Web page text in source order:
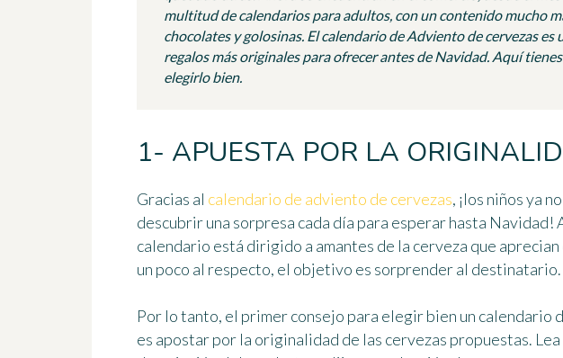
multitud de calendarios para adultos, con un contenido mucho
chocolates y golosinas. El calendario de Adviento de cervezas es
regalos más originales para ofrecer antes de Navidad. Aquí
elegirlo bien.
1- APUESTA POR LA
Gracias al calendario de adviento de cervezas, ¡los niños ya
descubrir una sorpresa cada día para esperar hasta Navidad!
calendario está dirigido a amantes de la cerveza que
un poco al respecto, el objetivo es sorprender al destinatario.
Por lo tanto, el primer consejo para elegir bien un calendario
es apostar por la originalidad de las cervezas propuestas.